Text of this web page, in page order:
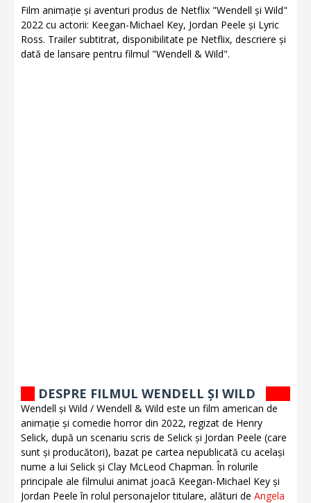
Film animație și aventuri produs de Netflix "Wendell și Wild"
2022 cu actorii: Keegan-Michael Key, Jordan Peele și Lyric
Ross. Trailer subtitrat, disponibilitate pe Netflix, descriere și
dată de lansare pentru filmul "Wendell & Wild".
DESPRE FILMUL WENDELL ȘI WILD
Wendell și Wild / Wendell & Wild este un film american de
animație și comedie horror din 2022, regizat de Henry
Selick, după un scenariu scris de Selick și Jordan Peele (care
sunt și producători), bazat pe cartea nepublicată cu același
nume a lui Selick și Clay McLeod Chapman. În rolurile
principale ale filmului animat joacă Keegan-Michael Key și
Jordan Peele în rolul personajelor titulare, alături de Angela